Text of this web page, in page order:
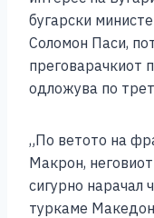
b
o
o
n
g
er
бугарски
Соломон Паси,
преговарачкиот
одложува по
„По ветото на
Макрон,
сигурно нарачал
туркаме